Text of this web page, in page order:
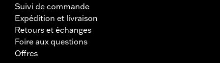
Suivi de commande
Expédition et livraison
Retours et échanges
Foire aux questions
Offres